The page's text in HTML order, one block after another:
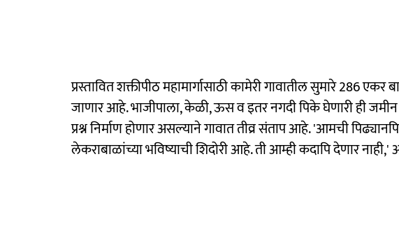
प्रस्तावित शक्तीपीठ महामार्गासाठी कामेरी गावातील सुमारे 286
जाणार आहे. भाजीपाला, केळी, ऊस व इतर नगदी पिके घेणारी ही
प्रश्न निर्माण होणार असल्याने गावात तीव्र संताप आहे. 'आमची
लेकराबाळांच्या भविष्याची शिदोरी आहे. ती आम्ही कदापि देणार